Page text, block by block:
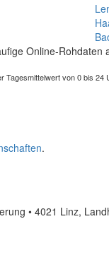
Online-Rohdaten
Tagesmittelwert von 0 bis
.
• 4021 Linz,